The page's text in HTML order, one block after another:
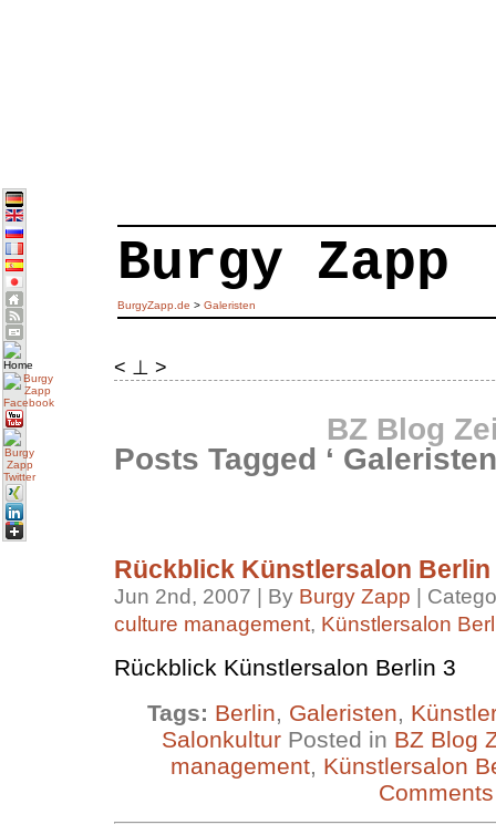
Burgy Zapp
BurgyZapp.de > Galeristen
< ⊥ >
BZ Blog
Posts Tagged ‘ Galeristen
Rückblick Künstlersalon Berlin
Jun 2nd, 2007 | By Burgy Zapp |
culture management, Künstlersalon
Rückblick Künstlersalon Berlin 3
Tags: Berlin Galeristen
Salonkultur Posted in BZ Blog
management Künstlersalon